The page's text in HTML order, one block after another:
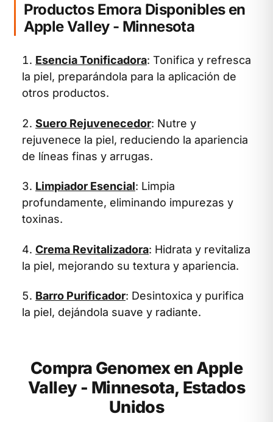
Productos Emora Disponibles en
Apple Valley - Minnesota
Esencia Tonificadora: Tonifica y refresca
la piel, preparándola para la aplicación de
otros productos.
Suero Rejuvenecedor: Nutre y
rejuvenece la piel, reduciendo la apariencia
de líneas finas y arrugas.
Limpiador Esencial: Limpia
profundamente, eliminando impurezas y
toxinas.
Crema Revitalizadora: Hidrata y revitaliza
la piel, mejorando su textura y apariencia.
Barro Purificador: Desintoxica y purifica
la piel, dejándola suave y radiante.
Compra Genomex en Apple
Valley - Minnesota, Estados
Unidos